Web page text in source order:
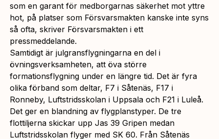
som en garant för medborgarnas säkerhet mot yttre
hot, på platser som Försvarsmakten kanske inte syns
så ofta, skriver Försvarsmakten i ett
pressmeddelande.
Samtidigt är julgransflygningarna en del i
övningsverksamheten, att öva större
formationsflygning under en längre tid. Det är fyra
olika förband som deltar, F7 i Såtenäs, F17 i
Ronneby, Luftstridsskolan i Uppsala och F21 i Luleå.
Det ger en blandning av flygplanstyper. De tre
flottiljerna skickar upp Jas 39 Gripen medan
Luftstridsskolan flyger med SK 60. Från Såtenäs